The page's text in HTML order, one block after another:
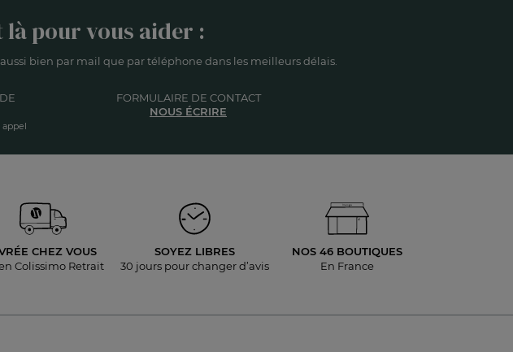
là pour vous aider :
bien par mail que par téléphone dans les meilleurs délais.
FORMULAIRE DE CONTACT
NOUS ÉCRIRE
CHEZ VOUS
Colissimo Retrait
SOYEZ LIBRES
30 jours pourchanger d’avis
NOS 46 BOUTIQUES
En France